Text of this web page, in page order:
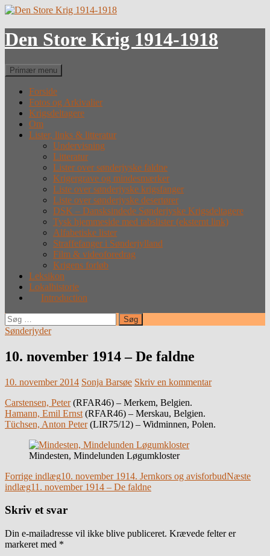
Hop
indhold
Den Store Krig 1914-1918
Søg
Primær menu
Forside
Fotos og Arkivalier
Krigsdeltagere
Om
Lister, links & litteratur
Undervisning
Litteratur
Lister over sønderjyske faldne
Krigergrave og mindesmærker
Liste over sønderjyske krigsfanger
Liste over sønderjyske desertører
DSK – Dansksindede Sønderjyske Krigsdeltagere
Tysk hjemmeside med tabslister (eksternt link)
Alfabetiske lister
Straffefanger i Sønderjylland
Film & videoforedrag
Krigens forløb
Leksikon
Lokalhistorie
Introduction
Søg
efter:
Sønderjyder
10. november 1914 – De faldne
10. november 2014 Sonja Barsøe Skriv en kommentar
Carstensen, Peter(RFAR46) – Merkem, Belgien.
Hamann, Emil Ernst (RFAR46) – Merskau, Belgien.
Tüchsen, Anton Peter(LIR75/12) – Widminnen, Polen.
Mindesten, Mindelunden Løgumkloster
Indlægsnavigation
Forrige indlæg10. november 1914. Jernkors og avisforbudNæste
indlæg11. november 1914 – De faldne
Skriv et svar
Din e-mailadresse vil ikke blive publiceret. Krævede felter er
markeret med *